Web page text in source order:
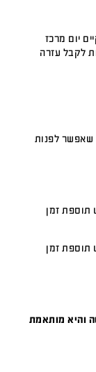
יום מרכז
לקבל עזרה
שאפשר לפנות
תוספת זמן
תוספת זמן
והיא מותאמת